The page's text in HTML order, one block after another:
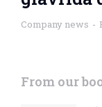
Company news
From our